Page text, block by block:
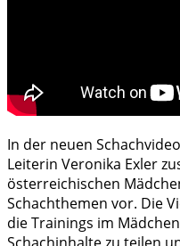
In der neuen
Leiterin Veronika Exler
österreichischen
Schachthemen vor. Die
die Trainings im